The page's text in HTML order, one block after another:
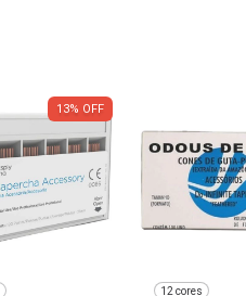
13% OFF
12 cores